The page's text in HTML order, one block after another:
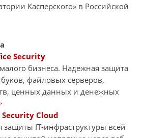
Касперского» в Российской
Security
бизнеса. Надежная защита
файловых серверов,
ценных данных и денежных
Cloud
IT-инфраструктуры всей